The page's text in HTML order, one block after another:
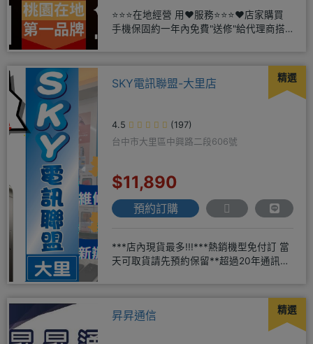
⭐⭐⭐在地經營 用❤️服務⭐⭐⭐❤️店家購買
手機保固約一年內免費"送修"給代理商搭
精選
SKY電訊聯盟-大里店
4.5
(197)
台中市大里區中興路二段606號
$11,890
預約訂購
***店內現貨最多!!!***熱銷機型免付訂 當
天可取貨請先預約保留**超過20年通訊經
精選
昇昇通信